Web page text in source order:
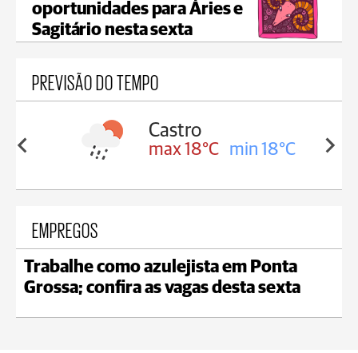
oportunidades para Áries e
Sagitário nesta sexta
PREVISÃO DO TEMPO
17°C
Castro
max 18°C min 18°C
EMPREGOS
Trabalhe como azulejista em Ponta
Grossa; confira as vagas desta sexta